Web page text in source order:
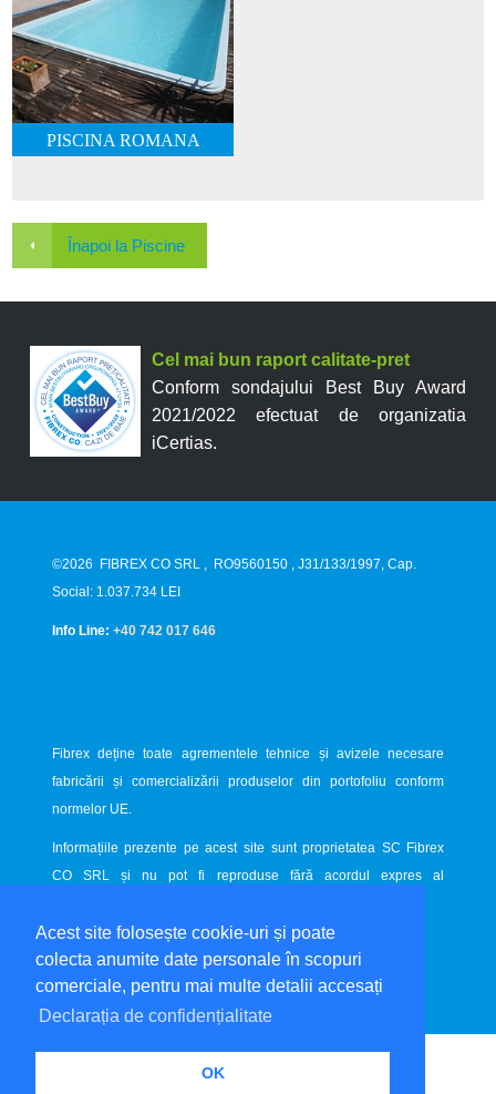
Acest site folosește cookie-uri și poate
colecta anumite date personale în scopuri
comerciale, pentru mai multe detalii accesați
Declarația de confidențialitate
OK
PISCINA ROMANA
Înapoi la Piscine
Cel mai bun raport calitate-pret
Conform sondajului Best Buy Award
2021/2022 efectuat de organizatia
iCertias.
©2026 FIBREX CO SRL , RO9560150 , J31/133/1997, Cap.
Social: 1.037.734 LEI
Info Line: +40 742 017 646
Fibrex deține toate agrementele tehnice și avizele necesare
fabricării și comercializării produselor din portofoliu conform
normelor UE.
Informațiile prezente pe acest site sunt proprietatea SC Fibrex
CO SRL și nu pot fi reproduse fără acordul expres al
Website dezvoltat deLiveCOM